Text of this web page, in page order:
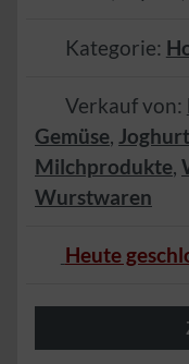
Kategorie:
Verkauf von:
Gemüse Joghurt
Milchprodukte
Wurstwaren
Heute